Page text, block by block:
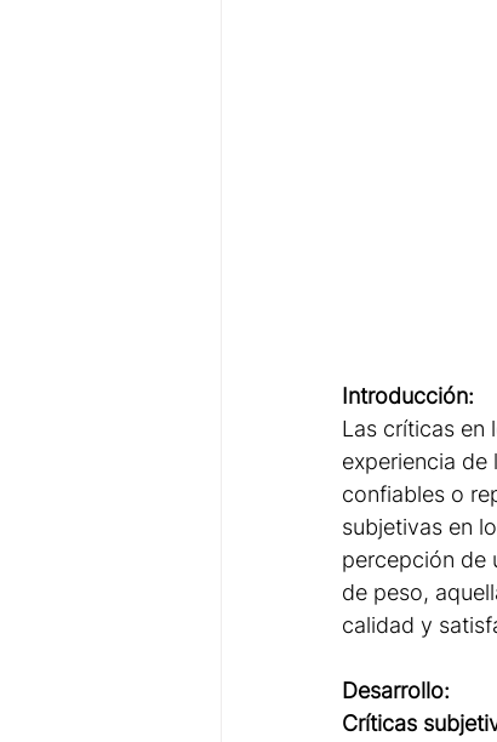
Introducción:
Las críticas en
experiencia de
confiables o
subjetivas en
percepción de
de peso,
calidad y
Desarrollo:
Críticas